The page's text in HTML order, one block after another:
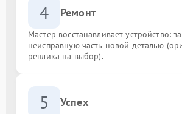
4 Ремонт
Мастер восстанавливает устройство:
неисправную часть новой деталью
реплика на выбор).
5 Успех